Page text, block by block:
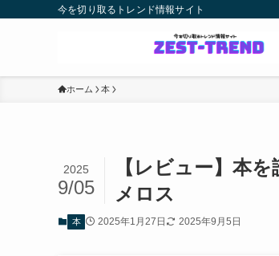
今を切り取るトレンド情報サイト
ホーム 本
【レビュー】本
メロス
2025
9/05
本 2025年1月27日 2025年9月5日